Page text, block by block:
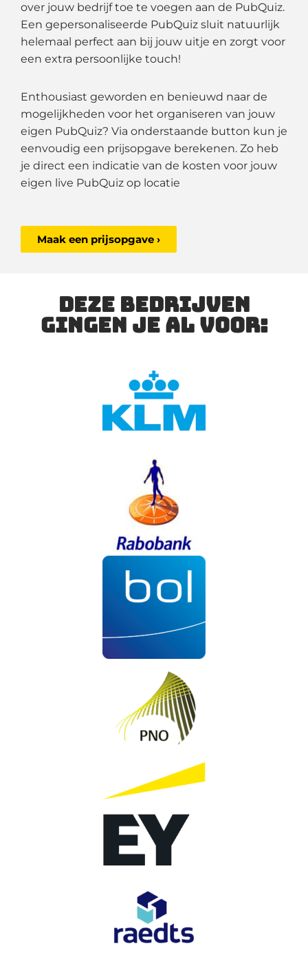
over jouw bedrijf toe te voegen aan de PubQuiz.
Een gepersonaliseerde PubQuiz sluit natuurlijk
helemaal perfect aan bij jouw uitje en zorgt voor
een extra persoonlijke touch!
Enthousiast geworden en benieuwd naar de
mogelijkheden voor het organiseren van jouw
eigen PubQuiz? Via onderstaande button kun je
eenvoudig een prijsopgave berekenen. Zo heb
je direct een indicatie van de kosten voor jouw
eigen live PubQuiz op locatie
Maak een prijsopgave ›
Deze bedrijven
gingen je al voor: